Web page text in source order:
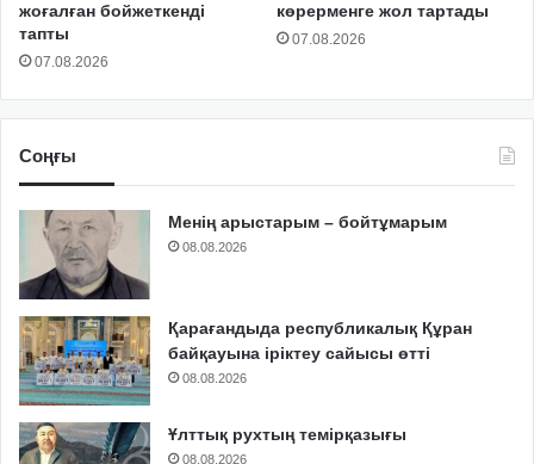
жоғалған бойжеткенді
тапты
07.08.2026
көрерменге жол тартады
07.08.2026
Соңғы
Менің арыстарым – бойтұмарым
08.08.2026
Қарағандыда республикалық Құран
байқауына іріктеу сайысы өтті
08.08.2026
Ұлттық рухтың темірқазығы
08.08.2026